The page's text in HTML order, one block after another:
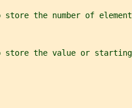
store the number of
store the value or